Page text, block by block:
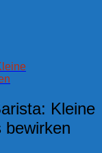
Kleine
bewirken